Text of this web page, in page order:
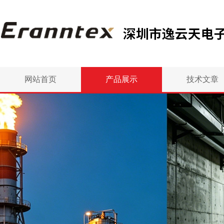
网站首页 产品展示 技术文章